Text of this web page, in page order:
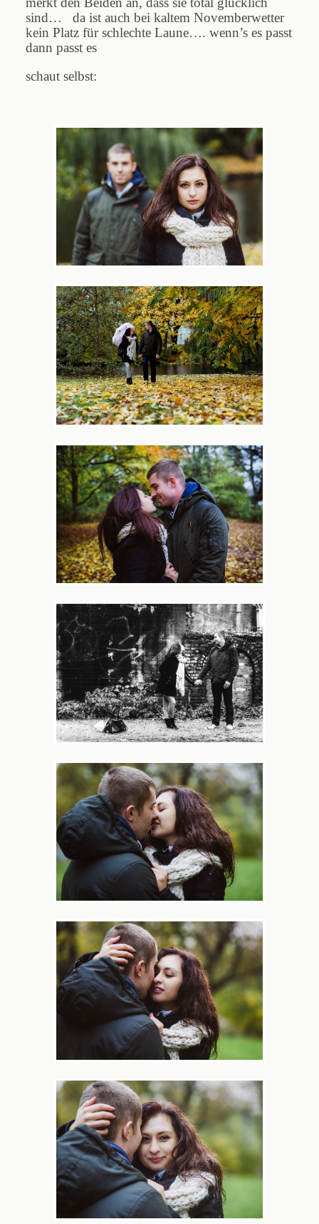
sind… da ist auch bei kaltem Novemberwetter
kein Platz für schlechte Laune…. wenn’s es passt
dann passt es
schaut selbst: